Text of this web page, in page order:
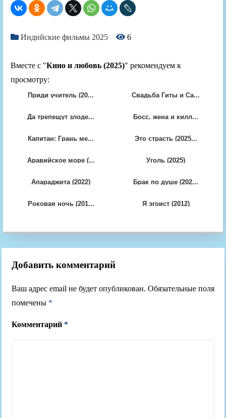
Индийские фильмы 2025 6
Вместе с "Кино и любовь (2025)" рекомендуем к
просмотру:
Приди учитель (20... Свадьба Гиты и Са...
Да трепещут злоде... Босс, жена и килл...
Капитан: Грань ме... Это страсть (2025...
Аравийское море (... Уголь (2025)
Апараджита (2022) Брак по душе (202...
Роковая ночь (201... Я эгоист (2012)
Добавить комментарий
Ваш адрес email не будет опубликован. Обязательные поля
помечены *
Комментарий *